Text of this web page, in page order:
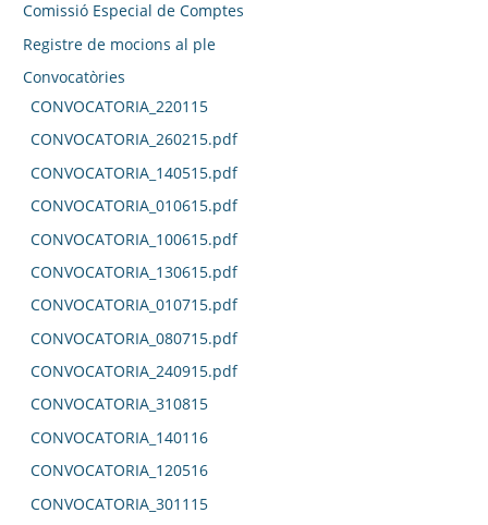
Comissió Especial de Comptes
Registre de mocions al ple
Convocatòries
CONVOCATORIA_220115
CONVOCATORIA_260215.pdf
CONVOCATORIA_140515.pdf
CONVOCATORIA_010615.pdf
CONVOCATORIA_100615.pdf
CONVOCATORIA_130615.pdf
CONVOCATORIA_010715.pdf
CONVOCATORIA_080715.pdf
CONVOCATORIA_240915.pdf
CONVOCATORIA_310815
CONVOCATORIA_140116
CONVOCATORIA_120516
CONVOCATORIA_301115